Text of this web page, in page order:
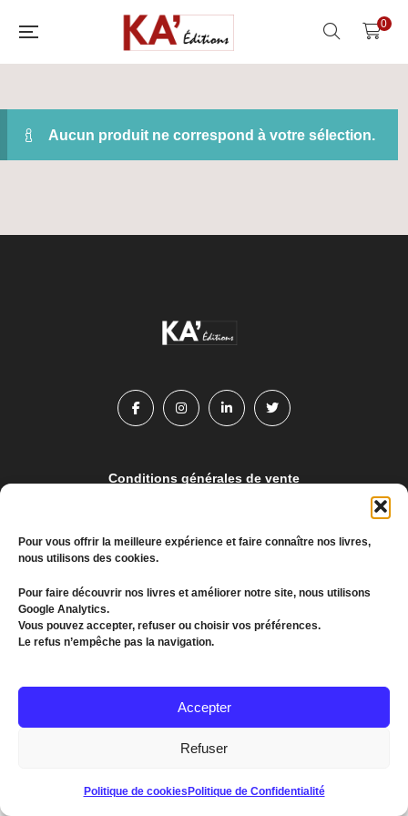
Pour vous offrir la meilleure expérience et faire connaître nos livres,
nous utilisons des cookies.
Pour faire découvrir nos livres et améliorer notre site, nous utilisons
Google Analytics.
Vous pouvez accepter, refuser ou choisir vos préférences.
Le refus n’empêche pas la navigation.
Accepter
Refuser
Politique de cookies Politique de Confidentialité
0
Aucun produit ne correspond à votre sélection.
Conditions générales de vente
© 2022 MEDDKOL. All Rights Reserved
(+216) 26 655 193
communication@kagroupe.com